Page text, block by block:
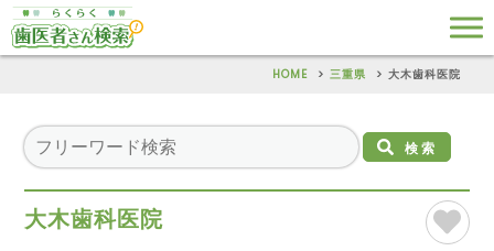
HOME 三重県 大木歯科医院
検索
大木歯科医院